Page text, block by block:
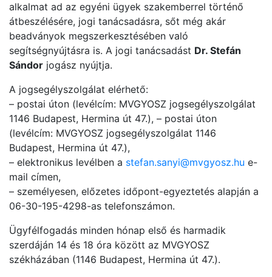
alkalmat ad az egyéni ügyek szakemberrel történő
átbeszélésére, jogi tanácsadásra, sőt még akár
beadványok megszerkesztésében való
segítségnyújtásra is. A jogi tanácsadást Dr. Stefán
Sándor jogász nyújtja.
A jogsegélyszolgálat elérhető:
– postai úton (levélcím: MVGYOSZ jogsegélyszolgálat
1146 Budapest, Hermina út 47.), – postai úton
(levélcím: MVGYOSZ jogsegélyszolgálat 1146
Budapest, Hermina út 47.),
– elektronikus levélben a stefan.sanyi@mvgyosz.hu e-
mail címen,
– személyesen, előzetes időpont-egyeztetés alapján a
06-30-195-4298-as telefonszámon.
Ügyfélfogadás minden hónap első és harmadik
szerdáján 14 és 18 óra között az MVGYOSZ
székházában (1146 Budapest, Hermina út 47.).